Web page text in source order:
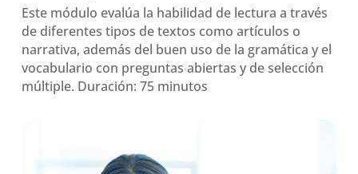
Este módulo evalúa la habilidad de lectura a través
de diferentes tipos de textos como artículos o
narrativa, además del buen uso de la gramática y el
vocabulario con preguntas abiertas y de selección
múltiple. Duración: 75 minutos